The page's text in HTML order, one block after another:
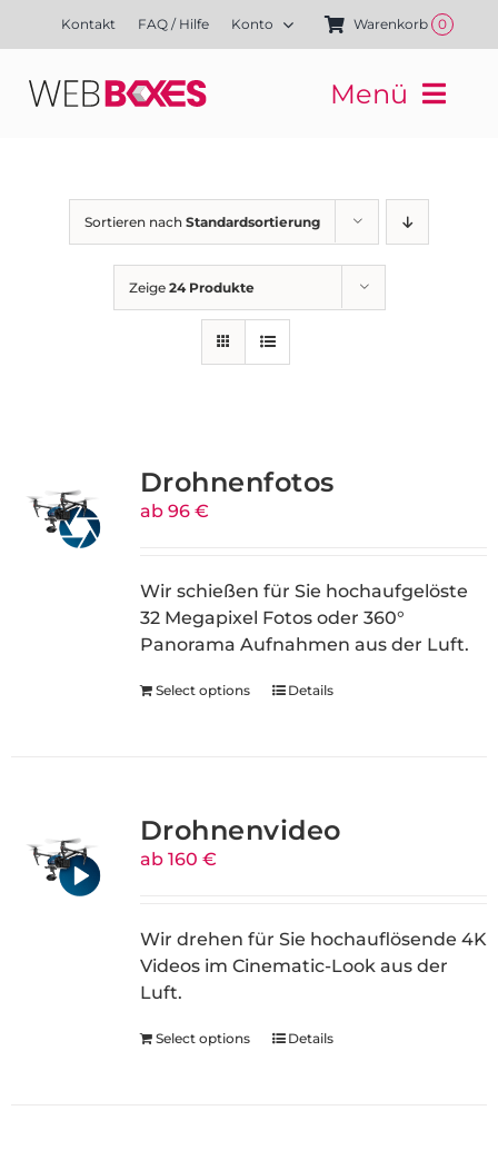
Kontakt FAQ / Hilfe Konto Warenkorb 0
Menü
Kampagnen
Referenzen
Finanzierung
Sortieren nach Standardsortierung
Zeige 24 Produkte
Drohnenfotos
ab 96 €
Wir schießen für Sie hochaufgelöste
32 Megapixel Fotos oder 360°
Panorama Aufnahmen aus der Luft.
Select options Details
Drohnenvideo
ab 160 €
Wir drehen für Sie hochauflösende 4K
Videos im Cinematic-Look aus der
Luft.
Select options Details